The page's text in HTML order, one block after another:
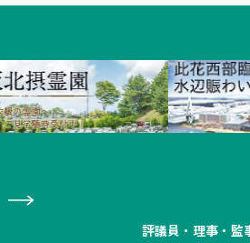
職員（阪南事業所検収員）の募集に
令和７年度まちづくり初動期活動サ
評議員・理事・監